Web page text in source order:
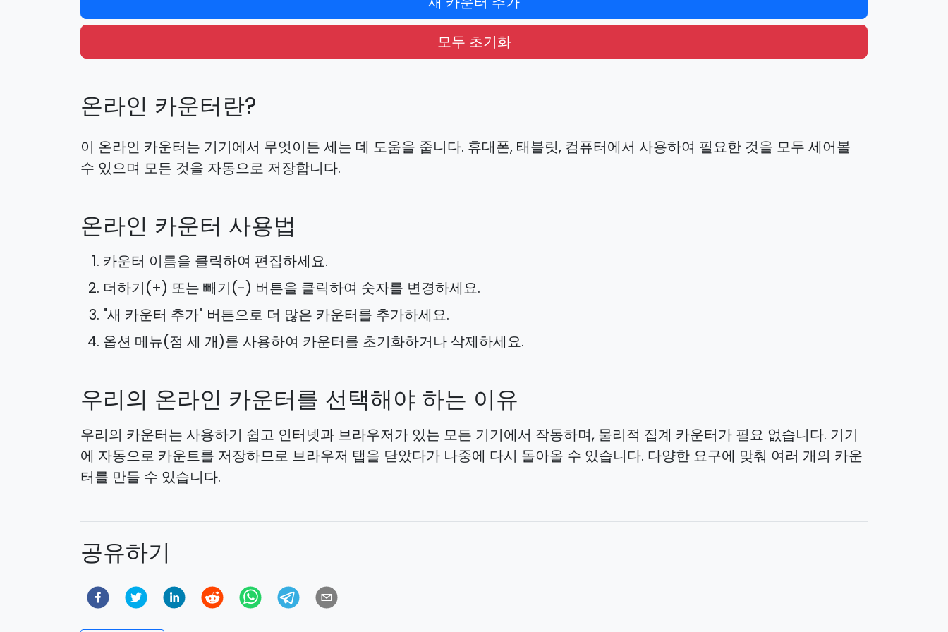
모두 초기화
온라인 카운터란?
이 온라인 카운터는 기기에서 무엇이든 세는 데 도움을 줍니다. 휴대폰, 태블릿, 컴퓨터에서 사용하여 필요한 것을 모두 세어볼
수 있으며 모든 것을 자동으로 저장합니다.
온라인 카운터 사용법
카운터 이름을 클릭하여 편집하세요.
더하기(+) 또는 빼기(-) 버튼을 클릭하여 숫자를 변경하세요.
"새 카운터 추가" 버튼으로 더 많은 카운터를 추가하세요.
옵션 메뉴(점 세 개)를 사용하여 카운터를 초기화하거나 삭제하세요.
우리의 온라인 카운터를 선택해야 하는 이유
우리의 카운터는 사용하기 쉽고 인터넷과 브라우저가 있는 모든 기기에서 작동하며, 물리적 집계 카운터가 필요 없습니다. 기기
에 자동으로 카운트를 저장하므로 브라우저 탭을 닫았다가 나중에 다시 돌아올 수 있습니다. 다양한 요구에 맞춰 여러 개의 카운
터를 만들 수 있습니다.
공유하기